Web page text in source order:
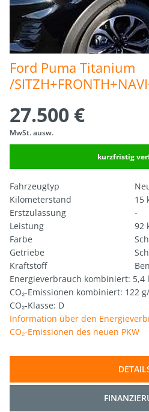
Ford Puma Titanium
27.500 €
MwSt. ausw.
kurzfristig
Fahrzeugtyp
Kilometerstand
15
Erstzulassung
-
Leistung
92
Farbe
Getriebe
Kraftstoff
Energieverbrauch kombiniert: 5,4
CO₂-Emissionen kombiniert: 122
CO₂-Klasse: D
Information über den
CO₂-Emissionen des neuen PKW